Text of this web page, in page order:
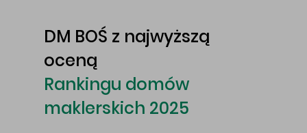
DM BOŚ z najwyższą
oceną
Rankingu domów
maklerskich 2025